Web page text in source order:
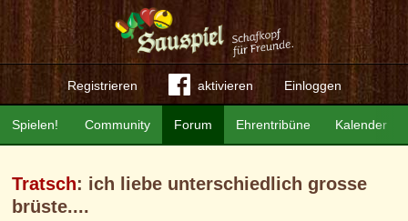
Registrieren aktivieren Einloggen
Community Forum Ehrentribüne Kalender
Spielen!
Tratsch: ich liebe unterschiedlich grosse
brüste....